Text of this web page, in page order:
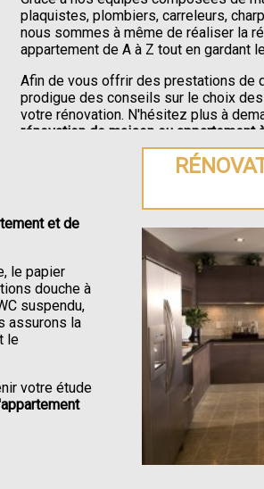
plaquistes, plombiers, carreleurs,
nous sommes à même de réaliser la
appartement de A à Z tout en gardant
Afin de vous offrir des prestations de
prodigue des conseils sur le choix
votre rénovation. N'hésitez plus à
rénovation de maison ou appartement
et de
le papier
douche à
suspendu,
assurons la
le
votre étude